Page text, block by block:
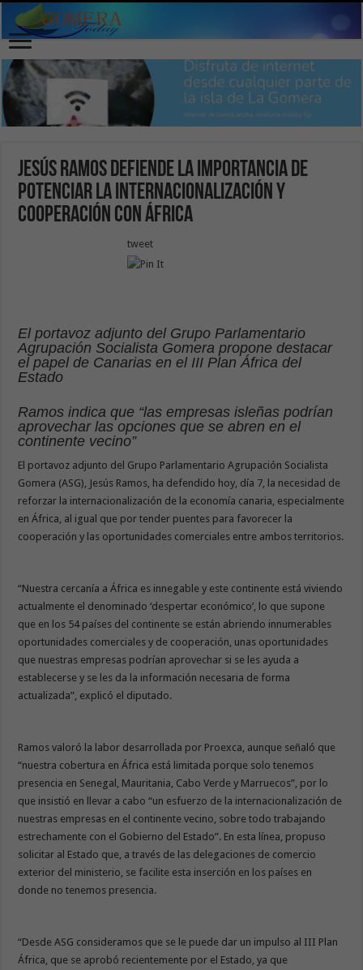
Jesús Ramos defiende la importancia de
potenciar la internacionalización y
cooperación con África
tweet
El portavoz adjunto del Grupo Parlamentario
Agrupación Socialista Gomera propone destacar
el papel de Canarias en el III Plan África del
Estado
Ramos indica que “las empresas isleñas podrían
aprovechar las opciones que se abren en el
continente vecino”
El portavoz adjunto del Grupo Parlamentario Agrupación Socialista
Gomera (ASG), Jesús Ramos, ha defendido hoy, día 7, la necesidad de
reforzar la internacionalización de la economía canaria, especialmente
en África, al igual que por tender puentes para favorecer la
cooperación y las oportunidades comerciales entre ambos territorios.
“Nuestra cercanía a África es innegable y este continente está viviendo
actualmente el denominado ‘despertar económico’, lo que supone
que en los 54 países del continente se están abriendo innumerables
oportunidades comerciales y de cooperación, unas oportunidades
que nuestras empresas podrían aprovechar si se les ayuda a
establecerse y se les da la información necesaria de forma
actualizada”, explicó el diputado.
Ramos valoró la labor desarrollada por Proexca, aunque señaló que
“nuestra cobertura en África está limitada porque solo tenemos
presencia en Senegal, Mauritania, Cabo Verde y Marruecos”, por lo
que insistió en llevar a cabo “un esfuerzo de la internacionalización de
nuestras empresas en el continente vecino, sobre todo trabajando
estrechamente con el Gobierno del Estado”. En esta línea, propuso
solicitar al Estado que, a través de las delegaciones de comercio
exterior del ministerio, se facilite esta inserción en los países en
donde no tenemos presencia.
“Desde ASG consideramos que se le puede dar un impulso al III Plan
África, que se aprobó recientemente por el Estado, ya que